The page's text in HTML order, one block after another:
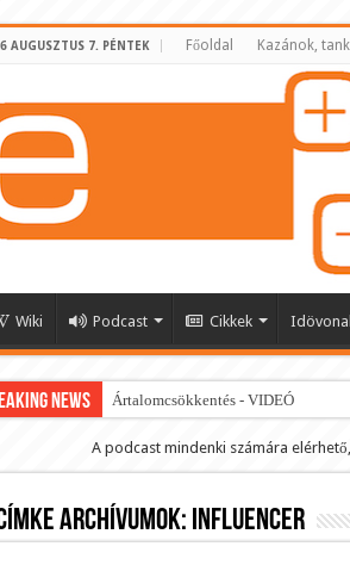
AUGUSZTUS 7. PÉNTEK Főoldal Kazánok,
Wiki Podcast Cikkek Idövonal
NEWS Ártalomcsökkentés - VIDEÓ
E-cigi használati szokások 2.0
Android Podcast alkalmazás
Párásító podcast lejátszási lista
A podcast mindenki számára
archívumok: influencer